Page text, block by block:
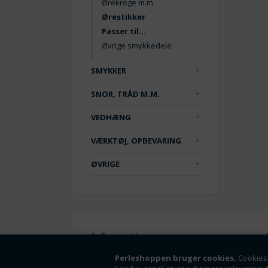
Perleshoppen bruger cookies.
Ørekroge m.m.
Ørestikker
Passer til...
Øvrige smykkedele
SMYKKER
SNOR, TRÅD M.M.
VEDHÆNG
VÆRKTØJ, OPBEVARING
ØVRIGE
Information
Handelsbetingelser